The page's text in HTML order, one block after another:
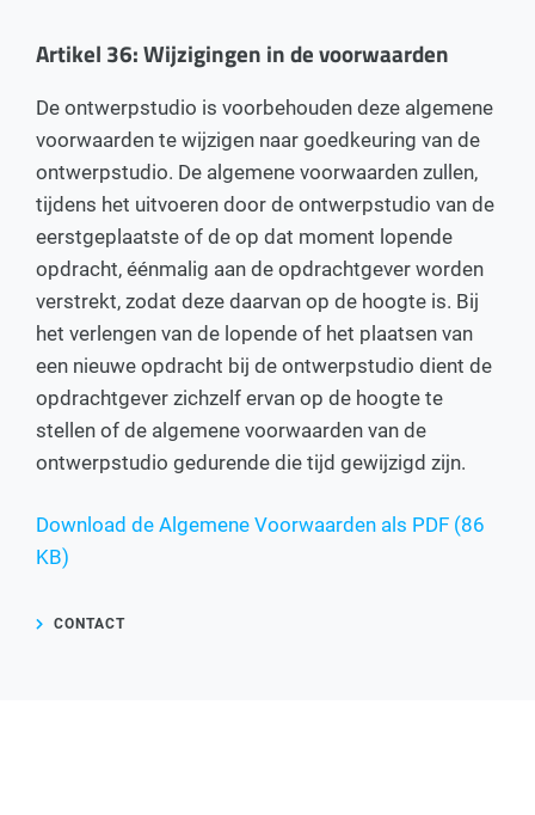
Artikel 36: Wijzigingen in de voorwaarden
De ontwerpstudio is voorbehouden deze algemene
voorwaarden te wijzigen naar goedkeuring van de
ontwerpstudio. De algemene voorwaarden zullen,
tijdens het uitvoeren door de ontwerpstudio van de
eerstgeplaatste of de op dat moment lopende
opdracht, éénmalig aan de opdrachtgever worden
verstrekt, zodat deze daarvan op de hoogte is. Bij
het verlengen van de lopende of het plaatsen van
een nieuwe opdracht bij de ontwerpstudio dient de
opdrachtgever zichzelf ervan op de hoogte te
stellen of de algemene voorwaarden van de
ontwerpstudio gedurende die tijd gewijzigd zijn.
Download de Algemene Voorwaarden als PDF (86
KB)
CONTACT